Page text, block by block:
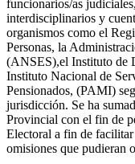
funcionarios/as
interdisciplinarios y
organismos como el
Personas, la
(ANSES),el Instituto de
Instituto Nacional de
Pensionados, (PAMI)
jurisdicción. Se ha
Provincial con el fin de
Electoral a fin de facilitar
omisiones que pudieran